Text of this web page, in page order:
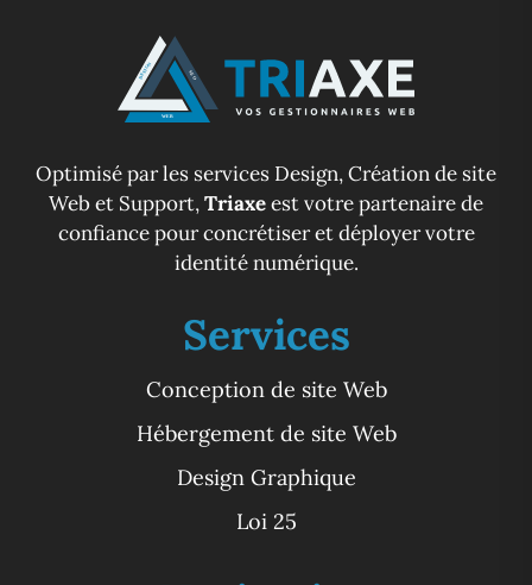
Optimisé par les services Design, Création de site
Web et Support,Triaxeest votre partenaire de
confiance pour concrétiser et déployer votre
identité numérique.
Services
Conception de site Web
Hébergement de site Web
Design Graphique
Loi 25